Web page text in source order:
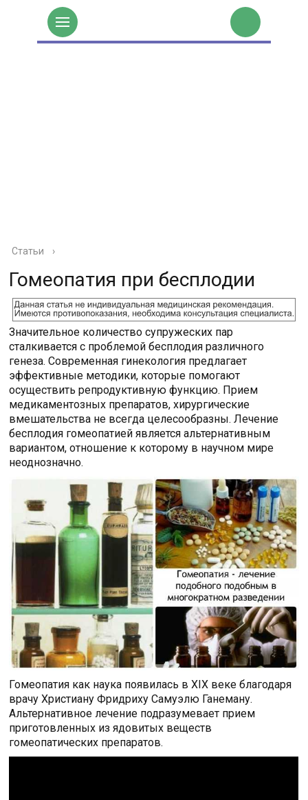
Статьи ›
Гомеопатия при бесплодии
Значительное количество супружеских пар
сталкивается с проблемой бесплодия различного
генеза. Современная гинекология предлагает
эффективные методики, которые помогают
осуществить репродуктивную функцию. Прием
медикаментозных препаратов, хирургические
вмешательства не всегда целесообразны. Лечение
бесплодия гомеопатией является альтернативным
вариантом, отношение к которому в научном мире
неоднозначно.
Гомеопатия как наука появилась в XIX веке благодаря
врачу Христиану Фридриху Самуэлю Ганеману.
Альтернативное лечение подразумевает прием
приготовленных из ядовитых веществ
гомеопатических препаратов.